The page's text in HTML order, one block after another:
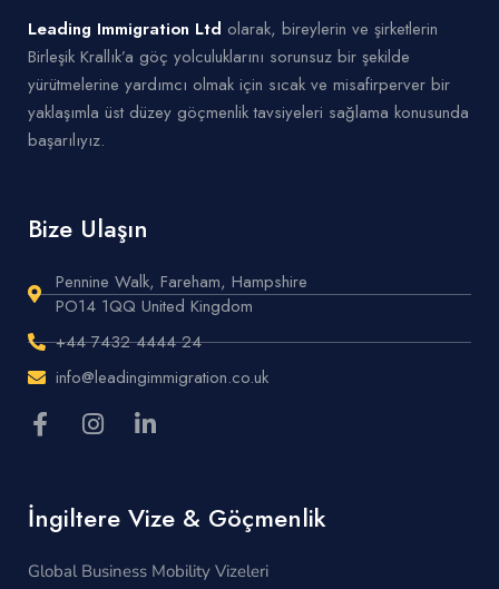
Leading Immigration Ltd olarak, bireylerin ve şirketlerin
Birleşik Krallık’a göç yolculuklarını sorunsuz bir şekilde
yürütmelerine yardımcı olmak için sıcak ve misafirperver bir
yaklaşımla üst düzey göçmenlik tavsiyeleri sağlama konusunda
başarılıyız.
Bize Ulaşın
Pennine Walk, Fareham, Hampshire
PO14 1QQ United Kingdom
+44 7432 4444 24
info@leadingimmigration.co.uk
İngiltere Vize & Göçmenlik
Global Business Mobility Vizeleri